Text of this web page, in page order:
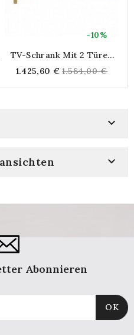
-10%
TV-Schrank Mit 2 Türen
Und Korbgeflecht
1.425,60 € Regular
price
1.584,00 €


Abonnieren